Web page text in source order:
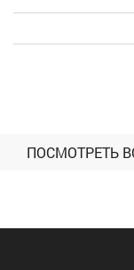
Директе
коллтрекинг —
ПОСМОТРЕТЬ